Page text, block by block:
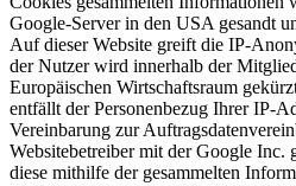
Google-Server in den USA gesandt
Auf dieser Website greift die IP-
der Nutzer wird innerhalb der
Europäischen Wirtschaftsraum
entfällt der Personenbezug Ihrer IP-
Vereinbarung zur
Websitebetreiber mit der Google Inc.
diese mithilfe der gesammelten